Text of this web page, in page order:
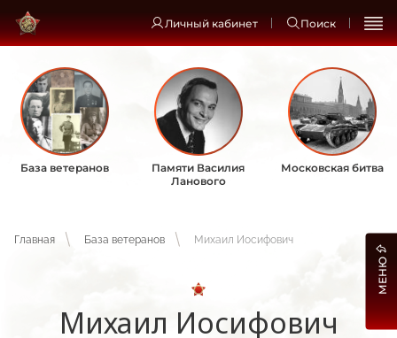
Личный кабинет Поиск
База ветеранов
Памяти Василия
Ланового
Московская битва
Главная База ветеранов Михаил Иосифович
Михаил Иосифович
МЕНЮ